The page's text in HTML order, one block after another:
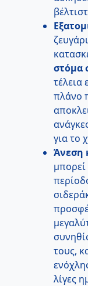
στόμα
τέλεια
πλάνο
για το
Άνεση
τους,
λίγες